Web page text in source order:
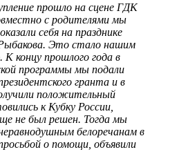
прошло на сцене ГДК
с родителями мы
себя на празднике
Это стало нашим
концу прошлого года в
программы мы подали
гранта и в
положительный
к Кубку России,
не был решен. Тогда мы
белоречанам в
о помощи, объявили